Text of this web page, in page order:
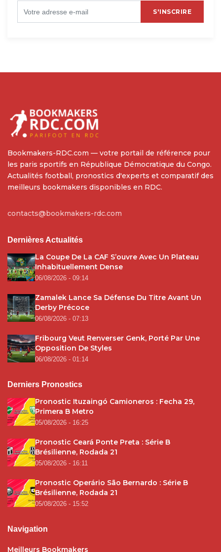
S'INSCRIRE
Bookmakers-RDC.com — votre portail de référence pour
les paris sportifs en République Démocratique du Congo.
Actualités football, pronostics d'experts et comparatif des
meilleurs bookmakers disponibles en RDC.
contacts@bookmakers-rdc.com
Dernières Actualités
La Coupe De La CAF S’ouvre Avec Un Plateau
Inhabituellement Dense
06/08/2026 - 09:14
Zamalek Lance Sa Défense Du Titre Avant Un
Derby Précoce
06/08/2026 - 07:13
Fribourg Veut Renverser Genk, Porté Par Une
Opposition De Styles
06/08/2026 - 01:14
Derniers Pronostics
Pronostic Ituzaingó Camioneros : Fecha 29,
Primera B Metro
05/08/2026 - 16:25
Pronostic Ceará Ponte Preta : Série B
Brésilienne, Rodada 21
05/08/2026 - 16:11
Pronostic Operário São Bernardo : Série B
Brésilienne, Rodada 21
05/08/2026 - 15:52
Navigation
Meilleurs Bookmakers